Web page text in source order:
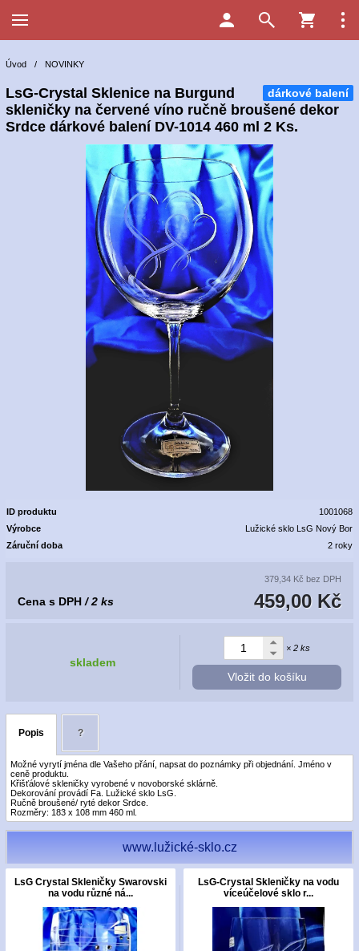
Úvod / NOVINKY
dárkové balení
LsG-Crystal Sklenice na Burgund
skleničky na červené víno ručně broušené dekor
Srdce dárkové balení DV-1014 460 ml 2 Ks.
ID produktu
1001068
Výrobce
Lužické sklo LsG Nový Bor
Záruční doba
2 roky
379,34 Kč bez DPH
459,00 Kč
Cena s DPH / 2 ks
skladem
× 2 ks
Vložit do košíku
Popis ?
Možné vyrytí jména dle Vašeho přání, napsat do poznámky při objednání. Jméno v
ceně produktu.
Křišťálové skleničky vyrobené v novoborské sklárně.
Dekorování provádí Fa. Lužické sklo LsG.
Ručně broušené/ ryté dekor Srdce.
Rozměry: 183 x 108 mm 460 ml.
www.lužické-sklo.cz
LsG Crystal Skleničky Swarovski
na vodu různé ná...
LsG-Crystal Skleničky na vodu
víceúčelové sklo r...